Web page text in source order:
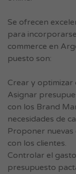
Se ofrecen
para
commerce en
puesto son:
Crear y optimizar
Asignar
con los Brand
necesidades de
Proponer nuevas
con los clientes.
Controlar el
presupuesto